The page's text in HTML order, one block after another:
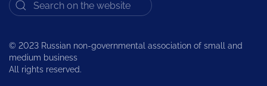
© 2023 Russian non-governmental association of small and
medium business
All rights reserved.